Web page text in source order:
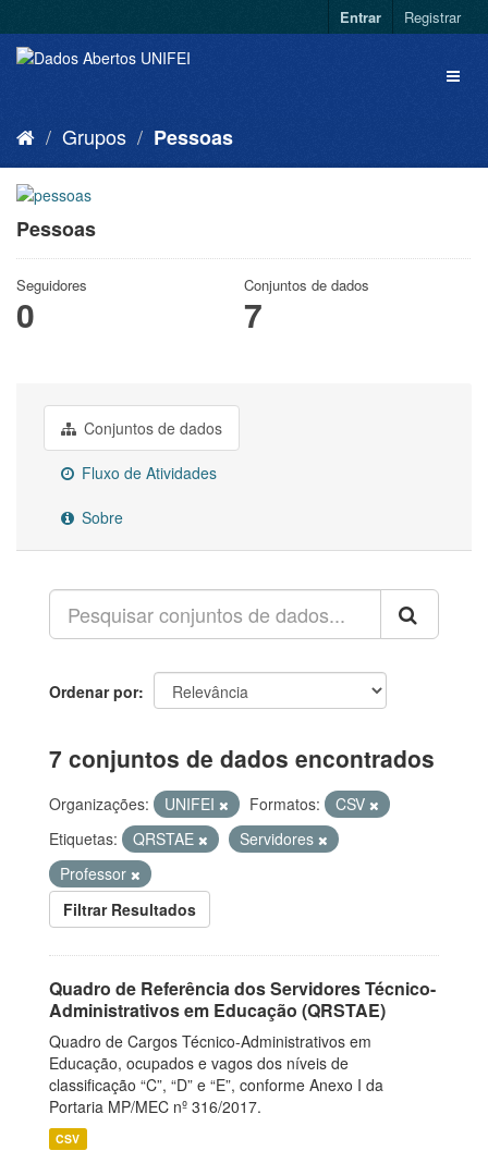
Entrar Registrar
Grupos Pessoas
Pessoas
Seguidores
0
Conjuntos de dados
7
Conjuntos de dados
Fluxo de Atividades
Sobre
Ordenar por
7 conjuntos de dados encontrados
Organizações: UNIFEI Formatos:
CSV
Etiquetas:
QRSTAE
Servidores
Professor
Filtrar Resultados
Quadro de Referência dos Servidores Técnico-
Administrativos em Educação (QRSTAE)
Quadro de Cargos Técnico-Administrativos em
Educação, ocupados e vagos dos níveis de
classificação “C”, “D” e “E”, conforme Anexo I da
Portaria MP/MEC nº 316/2017.
CSV